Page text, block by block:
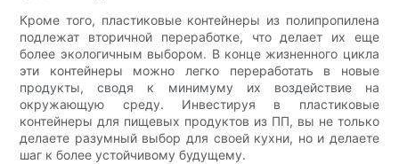
Кроме того, пластиковые контейнеры из полипропилена
подлежат вторичной переработке, что делает их еще
более экологичным выбором. В конце жизненного цикла
эти контейнеры можно легко переработать в новые
продукты, сводя к минимуму их воздействие на
окружающую среду. Инвестируя в пластиковые
контейнеры для пищевых продуктов из ПП, вы не только
делаете разумный выбор для своей кухни, но и делаете
шаг к более устойчивому будущему.